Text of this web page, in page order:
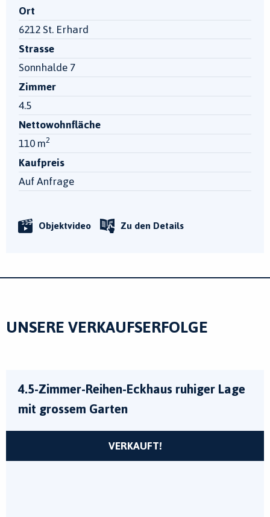
Ort
6212 St. Erhard
Strasse
Sonnhalde 7
Zimmer
4.5
Nettowohnfläche
110 m2
Kaufpreis
Auf Anfrage
Objektvideo Zu den Details
UNSERE VERKAUFSERFOLGE
4.5-Zimmer-Reihen-Eckhaus ruhiger Lage
mit grossem Garten
VERKAUFT!